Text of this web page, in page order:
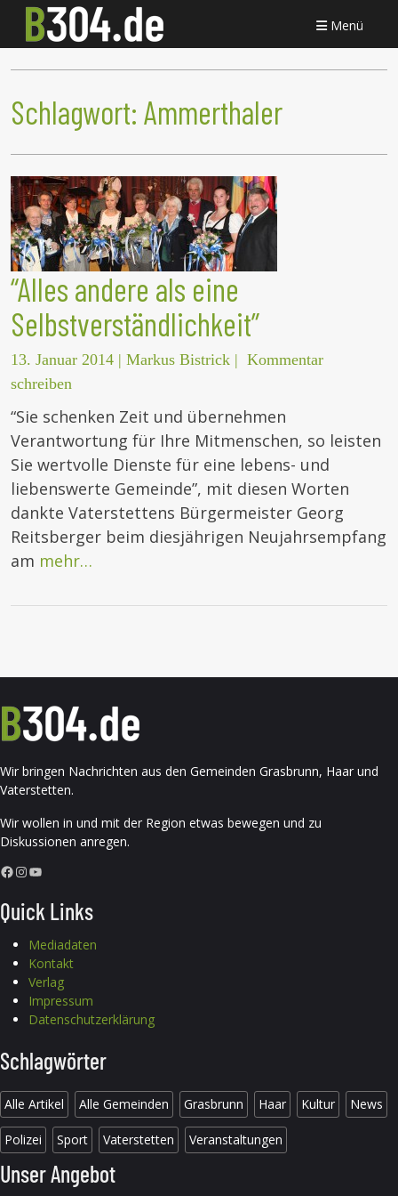
Menü
Schlagwort: Ammerthaler
“Alles andere als eine
Selbstverständlichkeit”
13. Januar 2014 | Markus Bistrick | Kommentar
schreiben
“Sie schenken Zeit und übernehmen
Verantwortung für Ihre Mitmenschen, so leisten
Sie wertvolle Dienste für eine lebens- und
liebenswerte Gemeinde”, mit diesen Worten
dankte Vaterstettens Bürgermeister Georg
Reitsberger beim diesjährigen Neujahrsempfang
am mehr…
Wir bringen Nachrichten aus den Gemeinden Grasbrunn, Haar und
Vaterstetten.
Wir wollen in und mit der Region etwas bewegen und zu
Diskussionen anregen.
Facebook InstagramYouTube
Quick Links
Mediadaten
Kontakt
Verlag
Impressum
Datenschutzerklärung
Schlagwörter
Alle Artikel Alle Gemeinden Grasbrunn Haar Kultur News
Polizei Sport Vaterstetten Veranstaltungen
Unser Angebot